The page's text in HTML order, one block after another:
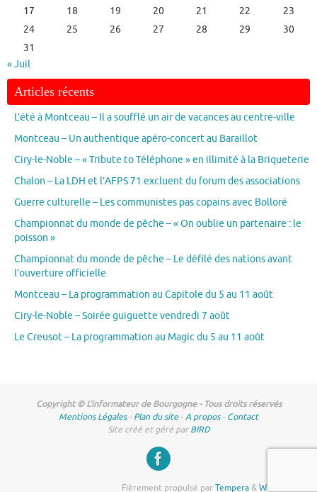
17
18 19 20 21 22
23
24
25 26 27 28 29
30
31
« Juil
Articles récents
L’été à Montceau – Il a soufflé un air de vacances au centre-ville
Montceau – Un authentique apéro-concert au Baraillot
Ciry-le-Noble – « Tribute to Téléphone » en illimité à la Briqueterie
Chalon – La LDH et l’AFPS 71 excluent du forum des associations
Guerre culturelle – Les communistes pas copains avec Bolloré
Championnat du monde de pêche – « On oublie un partenaire : le
poisson »
Championnat du monde de pêche – Le défilé des nations avant
l’ouverture officielle
Montceau – La programmation au Capitole du 5 au 11 août
Ciry-le-Noble – Soirée guiguette vendredi 7 août
Le Creusot – La programmation au Magic du 5 au 11 août
Copyright © L'informateur de Bourgogne - Tous droits réservés
Mentions Légales- Plan du site -A propos- Contact
Site créé et géré parBIRD
Fièrement propulsé parTempera&WordPress.